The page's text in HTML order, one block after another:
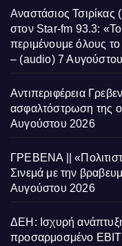
Αναστάσιος
στον Star-fm 93.3: «Το
περιμένουμε όλους
– (audio) 7
Αντιπεριφέρεια
ασφαλτόστρωση της
Αυγούστου 2026
ΓΡΕΒΕΝΑ ||
Σινεμά με την
Αυγούστου 2026
ΔΕΗ: Ισχυρή
προσαρμοσμένο